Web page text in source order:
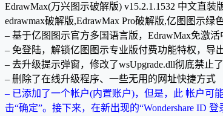
EdrawMax(万兴图示破解版) v15.2.1.1532 中文直装
edrawmax破解版,EdrawMax Pro破解版,亿图图示绿
– 基于亿图图示官方多国语言版，EdrawMax免激活
– 免登陆，解锁亿图图示专业版付费功能特权，导
– 去升级提示弹窗，修改了wsUpgrade.dll彻底禁止
– 删除了在线升级程序、一些无用的网址快捷方式
– 已添加了一个帐户(内置账户)，但是，此 帐户可
击“确定”。接下来，在新出现的“Wondershare ID